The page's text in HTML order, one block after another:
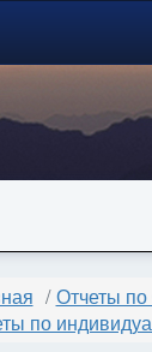
Отчеты
по